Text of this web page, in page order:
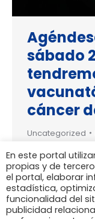
sábado
cáncer
Uncategorized
El cáncer
prevenir
contra el
Esta
entre los 9 y
En este portal
propias y de
el portal, elaborar
estadística,
funcionalidad del
publicidad